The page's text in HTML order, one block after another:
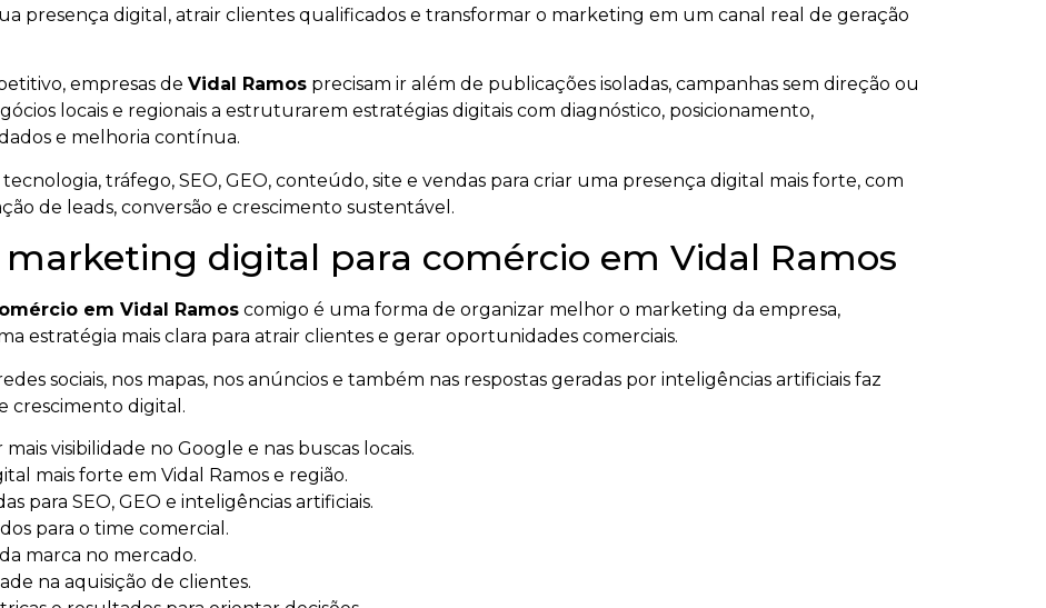
presença digital, atrair clientes qualificados e transformar o marketing em um canal real de geração
empresas de Vidal Ramos precisam ir além de publicações isoladas, campanhas sem direção ou
locais e regionais a estruturarem estratégias digitais com diagnóstico, posicionamento,
e melhoria contínua.
tráfego, SEO, GEO, conteúdo, site e vendas para criar uma presença digital mais forte, com
de leads, conversão e crescimento sustentável.
digital para comércio em Vidal Ramos
em Vidal Ramos comigo é uma forma de organizar melhor o marketing da empresa,
estratégia mais clara para atrair clientes e gerar oportunidades comerciais.
sociais, nos mapas, nos anúncios e também nas respostas geradas por inteligências artificiais faz
crescimento digital.
visibilidade no Google e nas buscas locais.
mais forte em Vidal Ramos e região.
para SEO, GEO e inteligências artificiais.
para o time comercial.
marca no mercado.
na aquisição de clientes.